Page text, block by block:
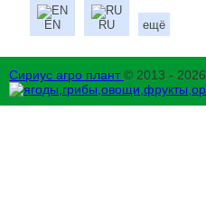
EN RU ещё
Сириус агро плант© 2013 - 2026